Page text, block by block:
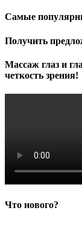
Самые
Получить
Массаж глаз и
четкость зрения!
Что нового?